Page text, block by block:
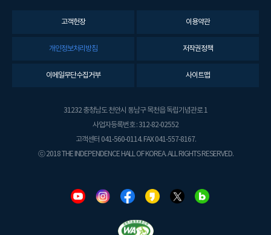
고객헌장 이용약관
개인정보처리방침 저작권정책
이메일무단수집거부 사이트맵
31232 충청남도 천안시 동남구 목천읍 독립기념관로 1
사업자등록번호 : 312-82-02552
고객센터 041-560-0114. FAX 041-557-8167.
ⓒ 2018 THE INDEPENDENCE HALL OF KOREA. ALL RIGHTS RESERVED.